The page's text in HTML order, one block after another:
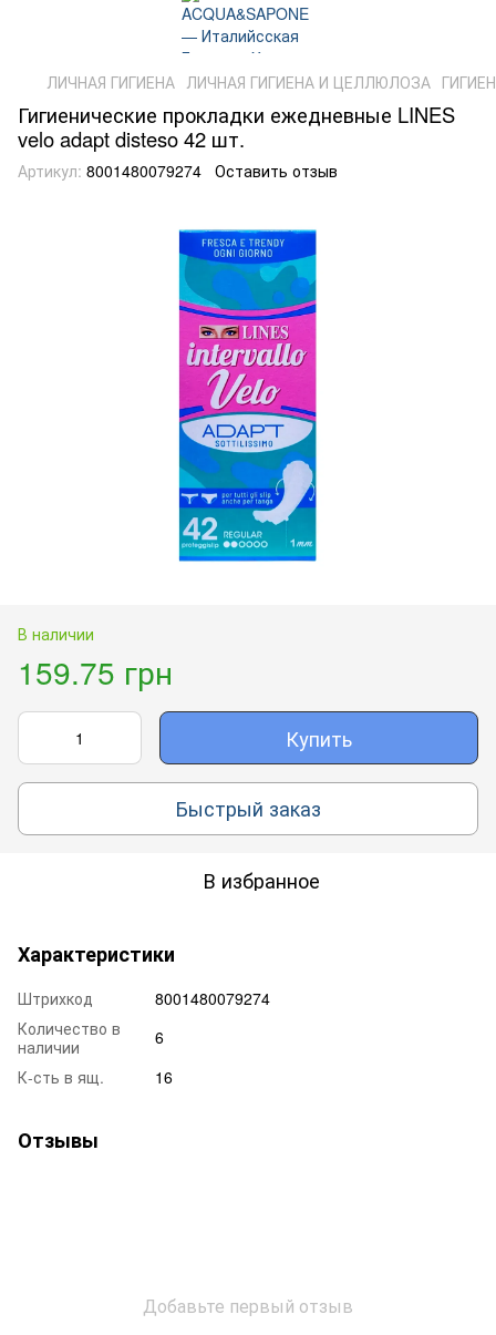
ЛИЧНАЯ ГИГИЕНА ЛИЧНАЯ ГИГИЕНА И ЦЕЛЛЮЛОЗА
Гигиенические прокладки ежедневные LINES
velo adapt disteso 42 шт.
Артикул: 8001480079274 Оставить отзыв
В наличии
159.75 грн
Купить
Быстрый заказ
В избранное
Характеристики
Штрихкод
8001480079274
Количество в
наличии
6
К-сть в ящ.
16
Отзывы
Добавьте первый отзыв